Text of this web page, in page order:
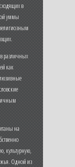
в
уммы
различных
как
на
культурную,
Одной из